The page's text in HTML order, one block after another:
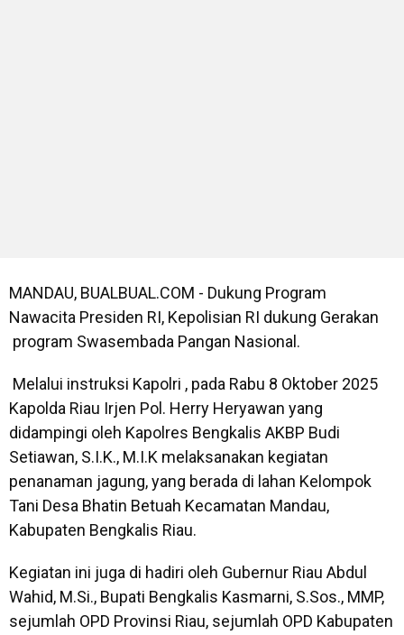
MANDAU, BUALBUAL.COM - Dukung Program
Nawacita Presiden RI, Kepolisian RI dukung Gerakan
program Swasembada Pangan Nasional.
Melalui instruksi Kapolri , pada Rabu 8 Oktober 2025
Kapolda Riau Irjen Pol. Herry Heryawan yang
didampingi oleh Kapolres Bengkalis AKBP Budi
Setiawan, S.I.K., M.I.K melaksanakan kegiatan
penanaman jagung, yang berada di lahan Kelompok
Tani Desa Bhatin Betuah Kecamatan Mandau,
Kabupaten Bengkalis Riau.
Kegiatan ini juga di hadiri oleh Gubernur Riau Abdul
Wahid, M.Si., Bupati Bengkalis Kasmarni, S.Sos., MMP,
sejumlah OPD Provinsi Riau, sejumlah OPD Kabupaten